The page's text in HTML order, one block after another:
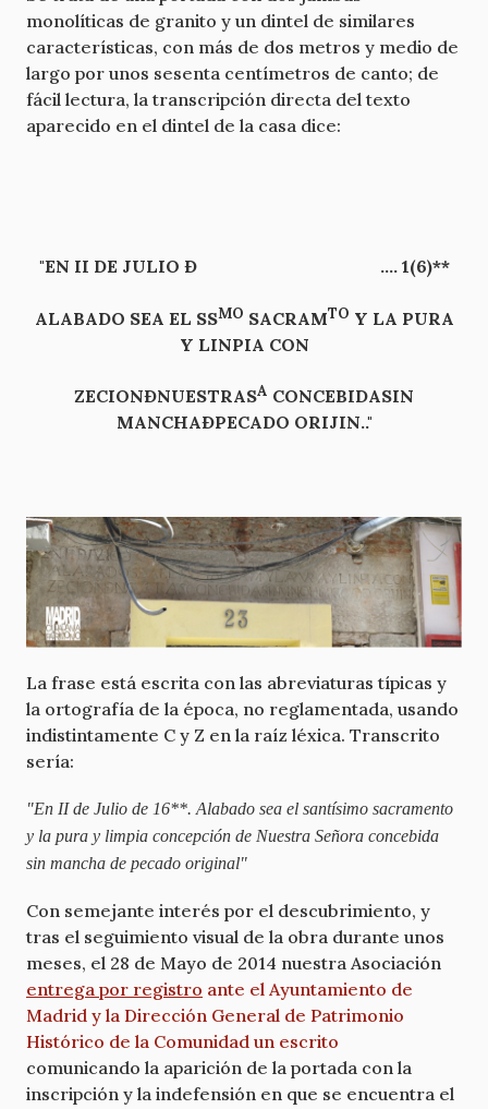
monolíticas de granito y un dintel de similares
características, con más de dos metros y medio de
largo por unos sesenta centímetros de canto; de
fácil lectura, la transcripción directa del texto
aparecido en el dintel de la casa dice:
"EN II DE JULIO Ð .... 1(6)**
ALABADO SEA EL SSMO SACRAMTO Y LA PURA
Y LINPIA CON
ZECIONÐNUESTRASA CONCEBIDASIN
MANCHAÐPECADO ORIJIN.."
La frase está escrita con las abreviaturas típicas y
la ortografía de la época, no reglamentada, usando
indistintamente C y Z en la raíz léxica. Transcrito
sería:
"En II de Julio de 16**. Alabado sea el santísimo sacramento
y la pura y limpia concepción de Nuestra Señora concebida
sin mancha de pecado original"
Con semejante interés por el descubrimiento, y
tras el seguimiento visual de la obra durante unos
meses, el 28 de Mayo de 2014 nuestra Asociación
entrega por registro ante el Ayuntamiento de
Madrid y la Dirección General de Patrimonio
Histórico de la Comunidad un escrito
comunicando la aparición de la portada con la
inscripción y la indefensión en que se encuentra el